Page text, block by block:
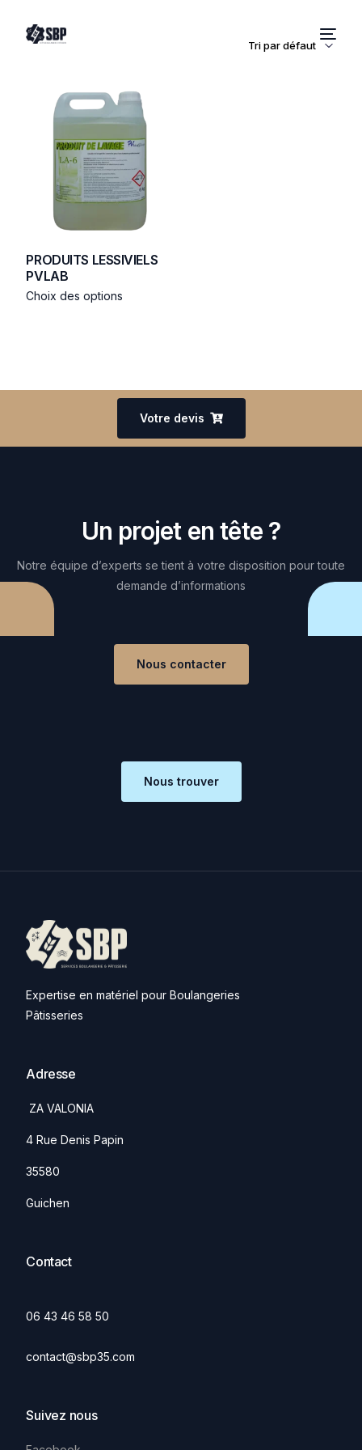
PRODUITS LESSIVIELS
PVLAB
Choix des options
Votre devis
Un projet en tête ?
Notre équipe d’experts se tient à votre disposition pour toute
demande d’informations
Nous contacter
Nous trouver
Expertise en matériel pour Boulangeries
Pâtisseries
Adresse
ZA VALONIA
4 Rue Denis Papin
35580
Guichen
Contact
06 43 46 58 50
contact@sbp35.com
Suivez nous